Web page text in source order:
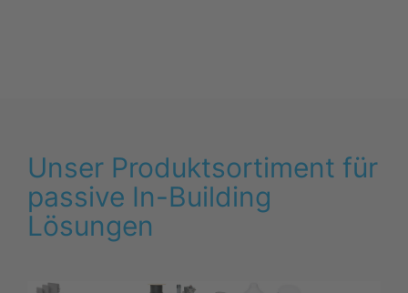
Unser Produktsortiment für
passive In-Building
Lösungen